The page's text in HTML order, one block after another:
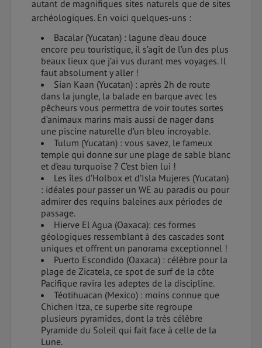
autant de magnifiques sites naturels que de sites
archéologiques. En voici quelques-uns :
Bacalar (Yucatan) : lagune d’eau douce
encore peu touristique, il s’agit de l’un des plus
beaux lieux que j’ai vus durant mes voyages. Il
faut absolument y aller !
Sian Kaan (Yucatan) : après 2h de route
dans la jungle, la balade en barque avec les
pêcheurs vous permettra de voir toutes sortes
d’animaux marins mais aussi de nager dans
une piscine naturelle d’un bleu incroyable.
Tulum (Yucatan) : vous savez, le fameux
temple qui donne sur une plage de sable blanc
et d’eau turquoise ? C’est bien lui !
Les îles d’Holbox et d’Isla Mujeres (Yucatan)
: idéales pour passer un WE au paradis ou pour
admirer des requins baleines aux périodes de
passage.
Hierve El Agua (Oaxaca): ces formes
géologiques ressemblant à des cascades sont
uniques et offrent un panorama exceptionnel !
Puerto Escondido (Oaxaca) : célèbre pour la
plage de Zicatela, ce spot de surf de la côte
Pacifique ravira les adeptes de la discipline.
Téotihuacan (Mexico) : moins connue que
Chichen Itza, ce superbe site regroupe
plusieurs pyramides, dont la très célèbre
Pyramide du Soleil qui fait face à celle de la
Lune.